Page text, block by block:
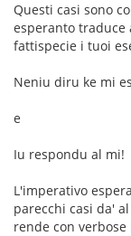
Questi casi sono
esperanto traduce
fattispecie i tuoi
Neniu diru ke mi
e
Iu respondu al mi!
L'imperativo
parecchi casi da'
rende con